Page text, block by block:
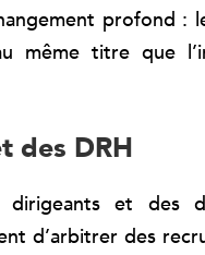
profond :
même titre que
des DRH
et des
d’arbitrer des